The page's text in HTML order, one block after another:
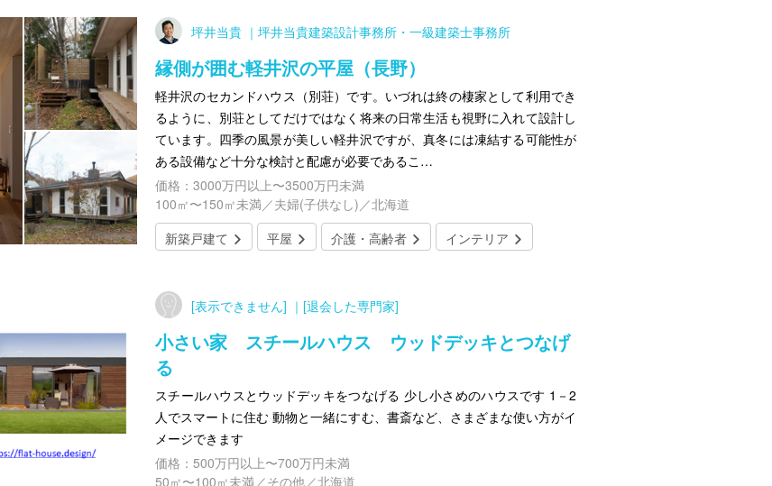
坪井当貴 ｜坪井当貴建築設計事務所・一級建築士事務所
縁側が囲む軽井沢の平屋（長野）
軽井沢のセカンドハウス（別荘）です。いづれは終の棲家として利用でき
るように、別荘としてだけではなく将来の日常生活も視野に入れて設計し
ています。四季の風景が美しい軽井沢ですが、真冬には凍結する可能性が
ある設備など十分な検討と配慮が必要であるこ…
価格：3000万円以上〜3500万円未満
100㎡〜150㎡未満／夫婦(子供なし)／北海道
新築戸建て
平屋 介護・高齢者 インテリア
[表示できません] ｜[退会した専門家]
小さい家 スチールハウス ウッドデッキとつなげ
る
スチールハウスとウッドデッキをつなげる 少し小さめのハウスです 1－2
人でスマートに住む 動物と一緒にすむ、書斎など、さまざまな使い方がイ
メージできます
価格：500万円以上〜700万円未満
50㎡〜100㎡未満／その他／北海道